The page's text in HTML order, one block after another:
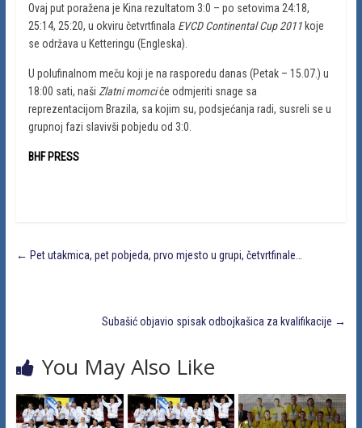
Ovaj put poražena je Kina rezultatom 3:0 – po setovima 24:18,
25:14, 25:20, u okviru četvrtfinala EVCD Continental Cup 2011koje
se održava u Ketteringu (Engleska).
U polufinalnom meču koji je na rasporedu danas (Petak – 15.07.) u
18:00 sati, naši Zlatni momciće odmjeriti snage sa
reprezentacijom Brazila, sa kojim su, podsjećanja radi, susreli se u
grupnoj fazi slavivši pobjedu od 3:0.
BHF PRESS
← Pet utakmica, pet pobjeda, prvo mjesto u grupi, četvrtfinale…
Subašić objavio spisak odbojkašica za kvalifikacije →
You May Also Like